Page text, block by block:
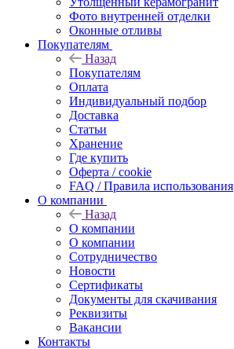
Фото внутренней отделки
Оконные отливы
Покупателям
Назад
Покупателям
Оплата
Индивидуальный подбор
Доставка
Статьи
Хранение
Где купить
Оферта / cookie
FAQ / Правила использования
О компании
Назад
О компании
О компании
Сотрудничество
Новости
Сертификаты
Документы для скачивания
Реквизиты
Вакансии
Контакты